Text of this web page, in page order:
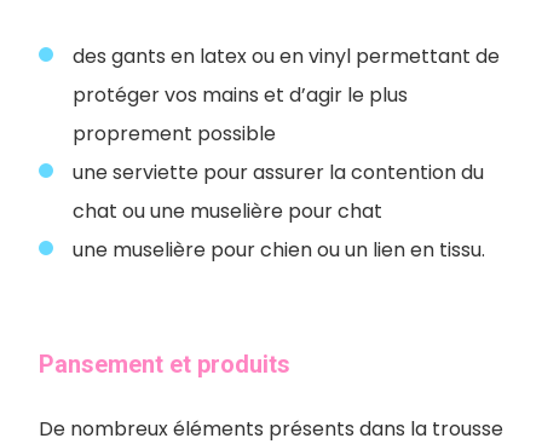
des gants en latex ou en vinyl permettant de
protéger vos mains et d’agir le plus
proprement possible
une serviette pour assurer la contention du
chat ou une muselière pour chat
une muselière pour chien ou un lien en tissu.
Pansement et produits
De nombreux éléments présents dans la trousse